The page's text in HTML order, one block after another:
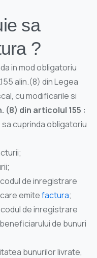
sa
?
in mod obligatoriu
alin.(8) din Legea
cu modificarile si
(8) din articolul 155 :
cuprinda obligatoriu
de inregistrare
emitefactura;
de inregistrare
de bunuri
bunurilor livrate,